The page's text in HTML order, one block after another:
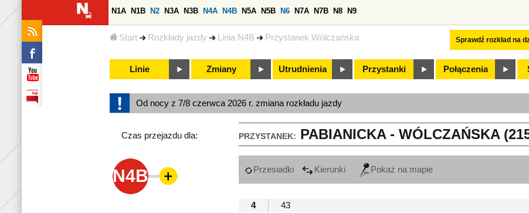
Start Rozkłady jazdy Linia N4B Przystanek Wólczańska Sprawdź rozkład na
N1A N1B N2 N3A N3B N4A N4B N5A N5B N6 N7A N7B N8 N9
Linie Zmiany Utrudnienia Przystanki Połączenia
Od nocy z 7/8 czerwca 2026 r. zmiana rozkładu jazdy
PRZYSTANEK: PABIANICKA - WÓLCZAŃSKA
Czas przejazdu dla:
N4B Przesiadki Kierunki Pokaż na mapie
4
43